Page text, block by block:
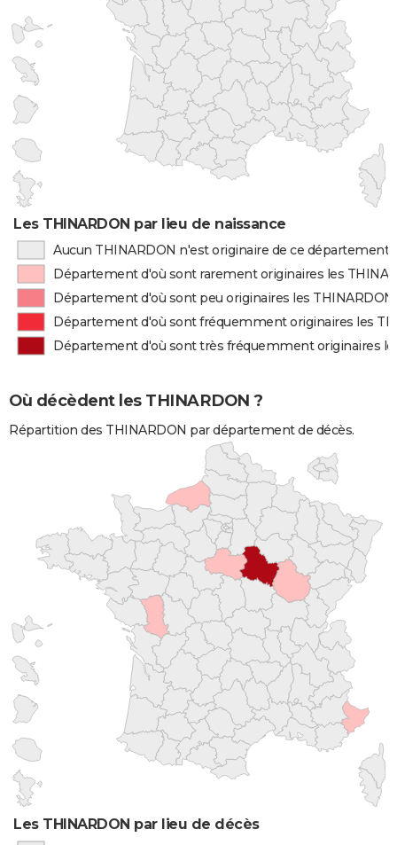
Les THINARDON par lieu de naissance
Aucun THINARDON n'est originaire de ce département
Département d'où sont rarement originaires les
Département d'où sont peu originaires les THINARDON
Département d'où sont fréquemment originaires les
Département d'où sont très fréquemment originaires
Où décèdent les THINARDON ?
Répartition des THINARDON par département de décès.
Les THINARDON par lieu de décès